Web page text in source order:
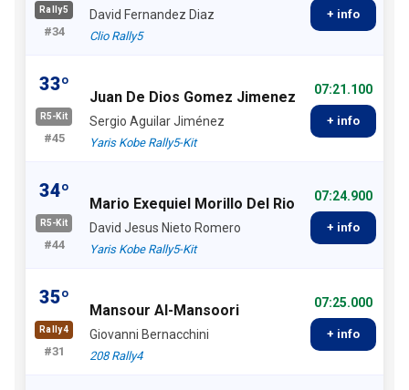
Rally5
#34
David Fernandez Diaz
Clio Rally5
+ info
33º
R5-Kit
#45
Juan De Dios Gomez Jimenez
Sergio Aguilar Jiménez
Yaris Kobe Rally5-Kit
07:21.100
+ info
34º
R5-Kit
#44
Mario Exequiel Morillo Del Rio
David Jesus Nieto Romero
Yaris Kobe Rally5-Kit
07:24.900
+ info
35º
Rally4
#31
Mansour Al-Mansoori
Giovanni Bernacchini
208 Rally4
07:25.000
+ info